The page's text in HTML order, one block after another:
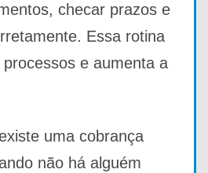
checar prazos e
Essa rotina
e aumenta a
uma cobrança
não há alguém